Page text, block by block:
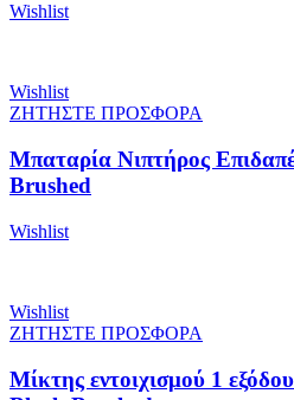
Wishlist
Wishlist
ΖΗΤΗΣΤΕ ΠΡΟΣΦΟΡΑ
Μπαταρία Νιπτήρος
Brushed
Wishlist
Wishlist
ΖΗΤΗΣΤΕ ΠΡΟΣΦΟΡΑ
Μίκτης εντοιχισμού 1